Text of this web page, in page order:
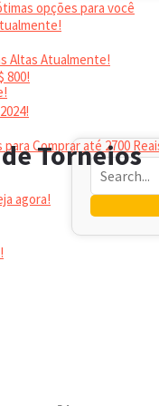
opções para você
Altas Atualmente!
800!
Comprar até 2700
agora!
Torneios